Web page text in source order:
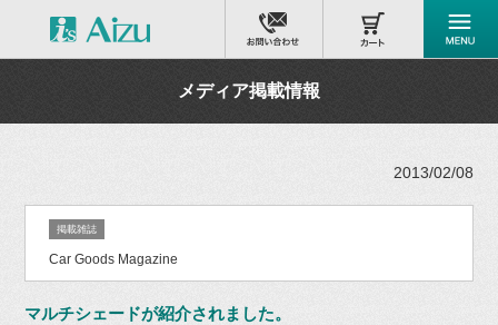
メディア掲載情報
2013/02/08
掲載雑誌
Car Goods Magazine
マルチシェードが紹介されました。